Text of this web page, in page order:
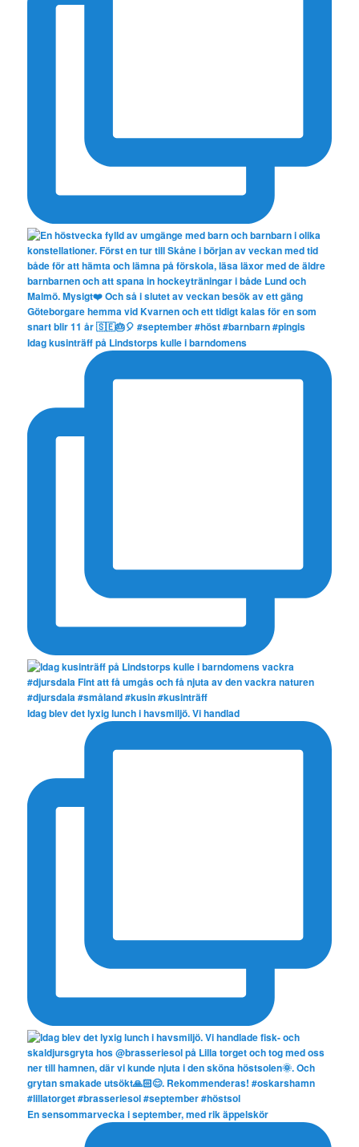
Idag kusinträff på Lindstorps kulle i barndomens
Idag blev det lyxig lunch i havsmiljö. Vi handlad
En sensommarvecka i september, med rik äppelskör